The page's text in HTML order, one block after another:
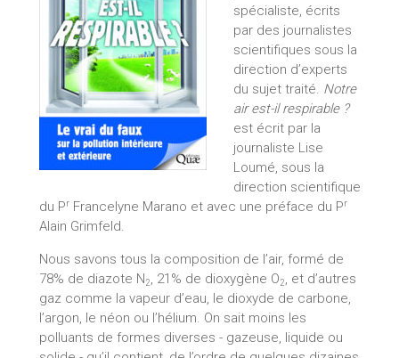
spécialiste, écrits
par des journalistes
scientifiques sous la
direction d’experts
du sujet traité. Notre
air est-il respirable ?
est écrit par la
journaliste Lise
Loumé, sous la
direction scientifique
du PrFrancelyne Marano et avec une préface du Pr
Alain Grimfeld.
Nous savons tous la composition de l’air, formé de
78% de diazote N2, 21% de dioxygène O2, et d’autres
gaz comme la vapeur d’eau, le dioxyde de carbone,
l’argon, le néon ou l’hélium. On sait moins les
polluants de formes diverses - gazeuse, liquide ou